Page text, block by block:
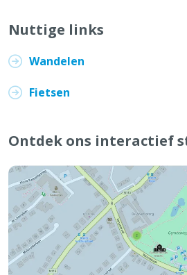
Nuttige links
Wandelen
Fietsen
Ontdek ons interactief